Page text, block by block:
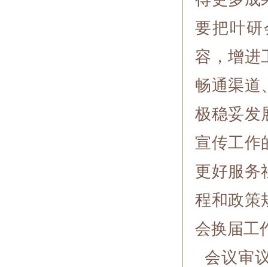
要把叶
容，增进
畅通渠道
极稳妥发
宣传工作
更好服务
程和政策
会换届工
会议审